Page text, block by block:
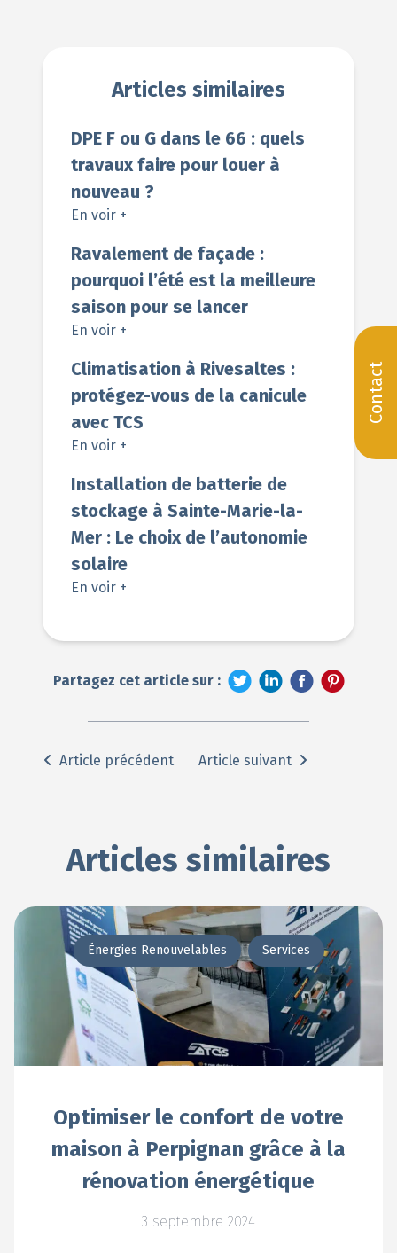
Contact
Articles similaires
DPE F ou G dans le 66 : quels
travaux faire pour louer à
nouveau ?
En voir +
Ravalement de façade :
pourquoi l’été est la meilleure
saison pour se lancer
En voir +
Climatisation à Rivesaltes :
protégez-vous de la canicule
avec TCS
En voir +
Installation de batterie de
stockage à Sainte-Marie-la-
Mer : Le choix de l’autonomie
solaire
En voir +
Partagez cet article sur :
Article précédent Article suivant
Articles similaires
Énergies Renouvelables Services
Optimiser le confort de votre
maison à Perpignan grâce à la
rénovation énergétique
3 septembre 2024